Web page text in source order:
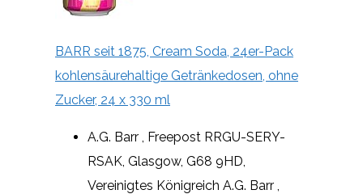
BARR seit 1875, Cream Soda, 24er-Pack
kohlensäurehaltige Getränkedosen, ohne
Zucker, 24 x 330 ml
A.G. Barr , Freepost RRGU-SERY-
RSAK, Glasgow, G68 9HD,
Vereinigtes Königreich A.G. Barr ,